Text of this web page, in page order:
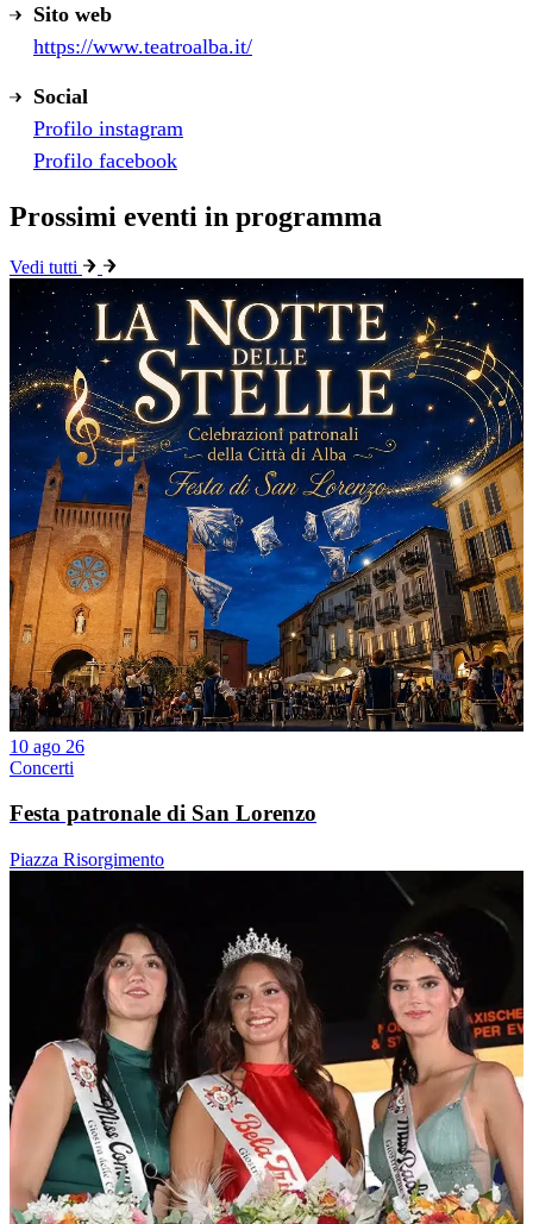
Sito web
https://www.teatroalba.it/
Social
Profilo instagram
Profilo facebook
Prossimi eventi in programma
Vedi tutti
10 ago 26
Concerti
Festa patronale di San Lorenzo
Piazza Risorgimento